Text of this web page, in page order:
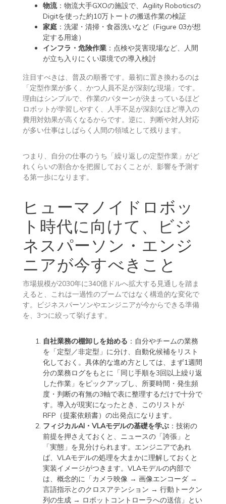
物流：物流大手GXOの施設で、Agility Roboticsの
Digitを使った約10万トートの搬送作業の検証
家庭：洗濯・清掃・食器洗いなど（Figure 03が想
定する用途）
インフラ・危険作業：点検や災害現場など、人間
が立ち入りにくい環境での導入検討
注目すべきは、普及の順番です。最初に置き換わるのは
「定型作業が多く、かつ人員不足が深刻な現場」です。
理由はシンプルで、作業のパターンが決まっているほど
ロボットが学習しやすく、人手不足が深刻なほど導入の
費用対効果が高くなるからです。逆に、判断や対人対応
が多い仕事はしばらく人間の領域として残ります。
つまり、自分の仕事のうち「繰り返しの定型作業」がど
れくらいの割合かを把握しておくことが、影響を予測す
る第一歩になります。
ヒューマノイドロボッ
ト時代に向けて、ビジ
ネスパーソン・エンジ
ニアが今すべきこと
市場規模が2030年に340億ドルへ拡大する見通しを踏ま
えると、これは一過性のブームではなく構造的な変化で
す。ビジネスパーソンやエンジニアが今からできる準備
を、3つに絞って挙げます。
自社業務の棚卸しを始める ：自分やチームの業務
を「定型／非定型」に分け、自動化候補をリスト
化しておく。具体的な進め方としては、まず1週間
分の業務ログをもとに「同じ手順を3回以上繰り返
した作業」をピックアップし、所要時間・発生頻
度・判断の有無の3軸で表に整理するだけで十分で
す。導入が現実になったとき、このリストが
RFP（提案依頼書）の出発点になります。
フィジカルAI・VLAモデルの基礎を学ぶ：技術の
前提を押さえておくと、ニュースの「誇張」と
「実態」を見分けられます。エンジニアであれ
ば、VLAモデルの処理を大まかに理解しておくと
実装イメージがつきます。VLAモデルの内部で
は、概念的に「カメラ映像 → 画像エンコーダ →
言語指示とのクロスアテンション → 行動トークン
列の生成 → ロボットコントローラへの送信」とい